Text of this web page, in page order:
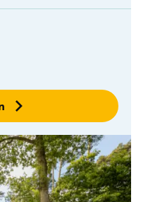
uur
boekingskosten